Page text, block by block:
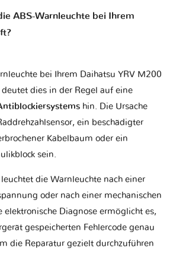
ABS-Warnleuchte bei Ihrem
bei Ihrem Daihatsu YRV M200
dies in der Regel auf eine
hin. Die Ursache
ein beschädigter
Kabelbaum oder ein
sein.
leuchtet die Warnleuchte nach einer
oder nach einer mechanischen
elektronische Diagnose ermöglicht es,
gespeicherten Fehlercode genau
die Reparatur gezielt durchzuführen